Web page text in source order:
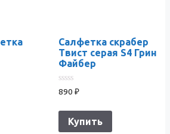
Салфетка скрабер
Твист серая S4 Грин
Файбер
0
из
890 ₽
Купить